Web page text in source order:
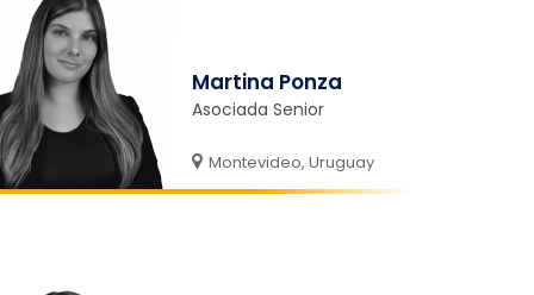
Martina Ponza
Asociada Senior
Montevideo, Uruguay